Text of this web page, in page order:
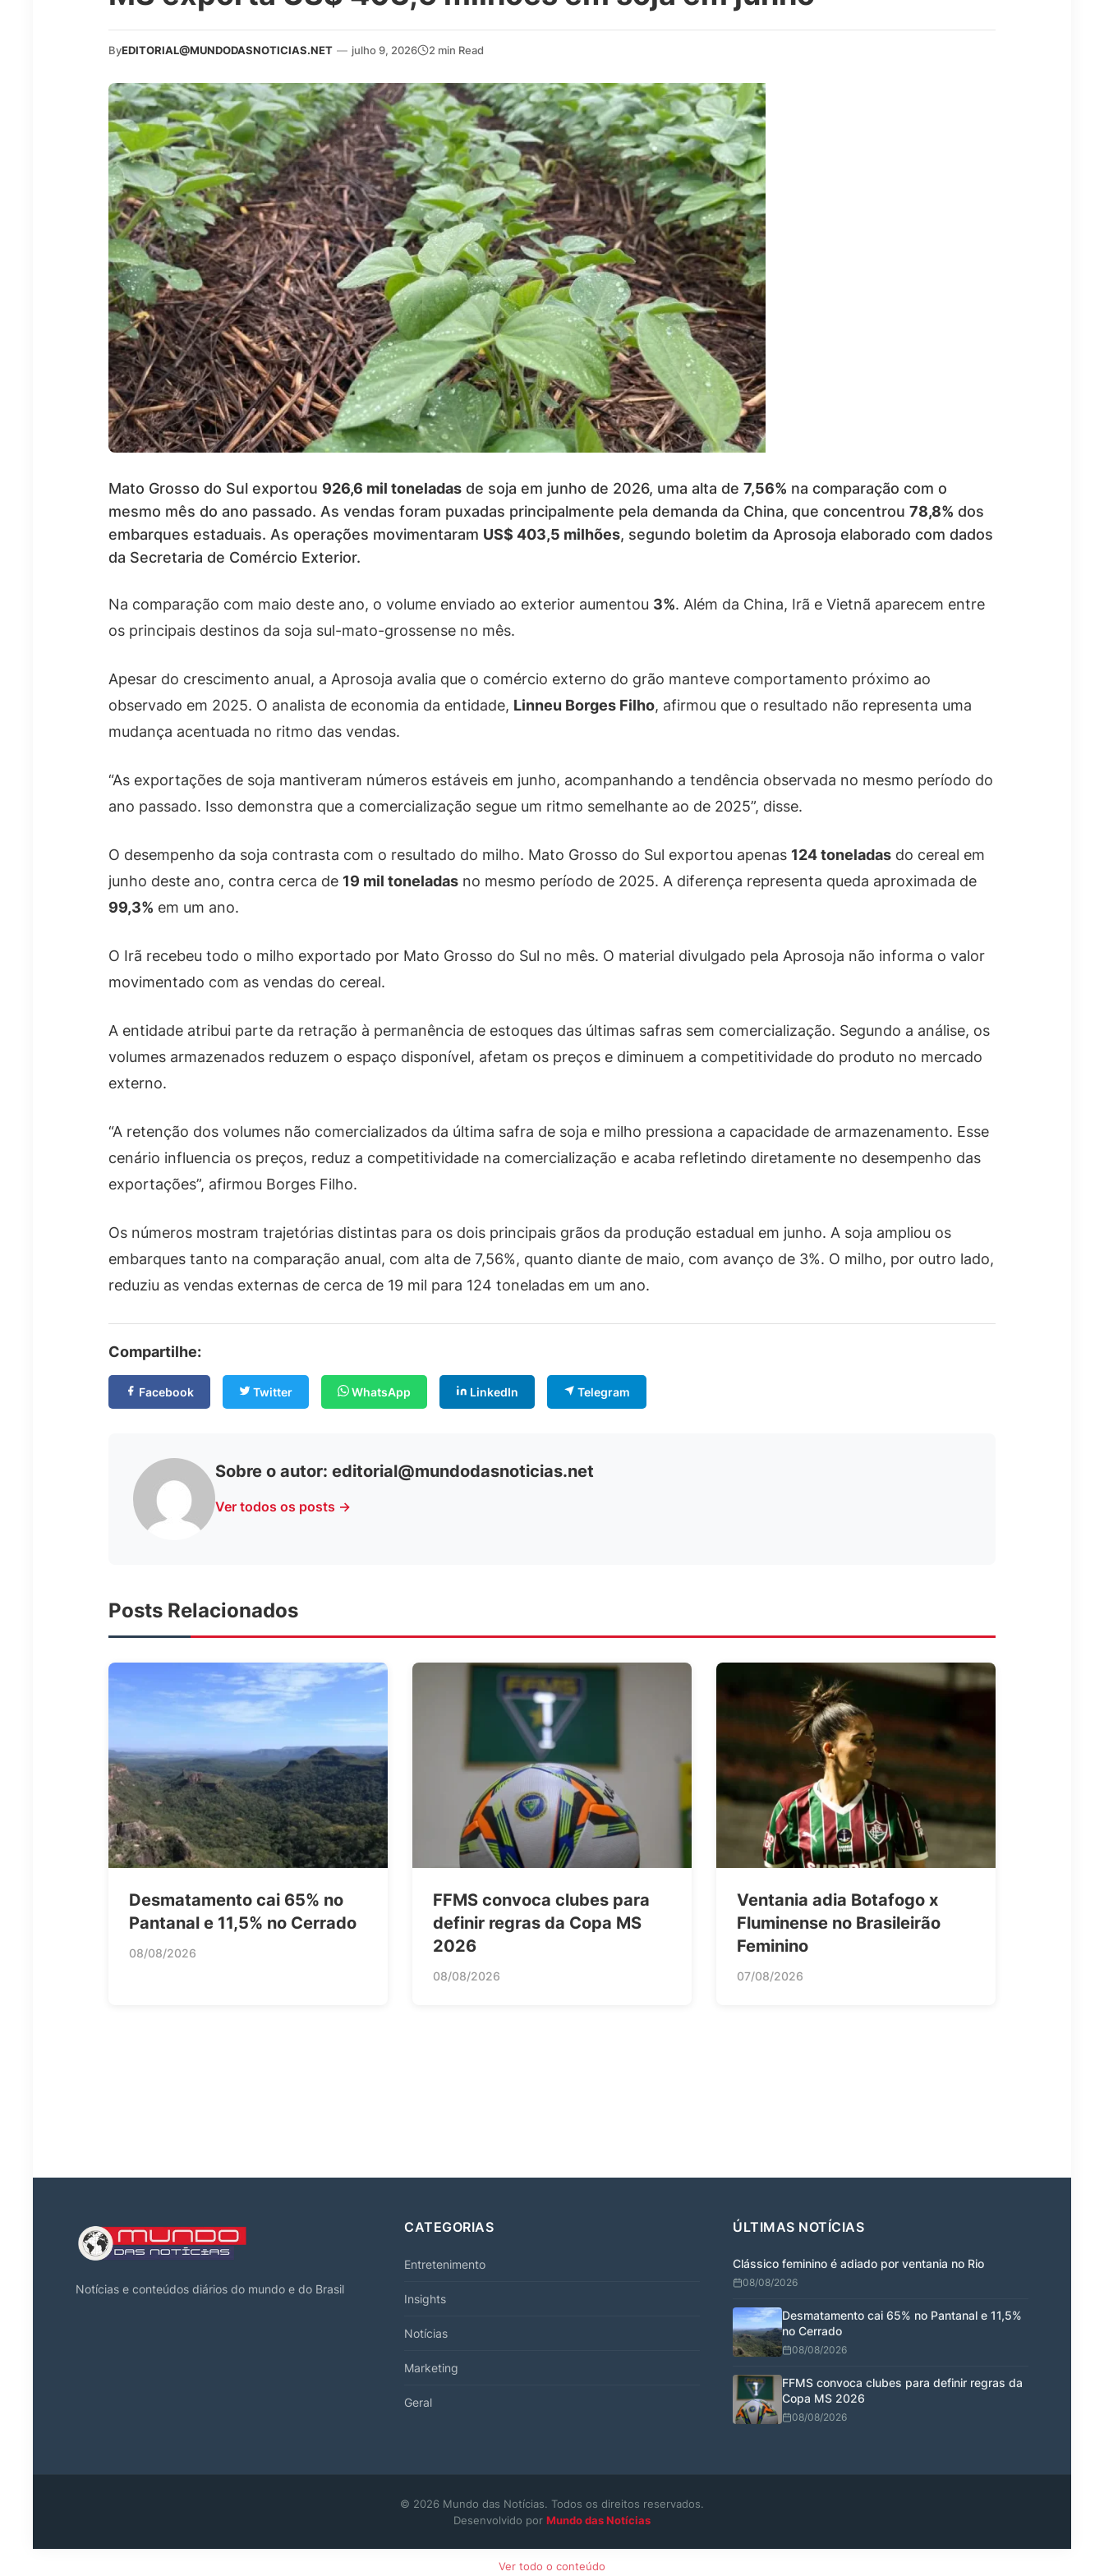
ByEDITORIAL@MUNDODASNOTICIAS.NET — julho 9, 2026 2 min Read
Mato Grosso do Sul exportou 926,6 mil toneladas de soja em junho de 2026, uma alta de 7,56% na comparação com o
mesmo mês do ano passado. As vendas foram puxadas principalmente pela demanda da China, que concentrou 78,8% dos
embarques estaduais. As operações movimentaram US$ 403,5 milhões, segundo boletim da Aprosoja elaborado com dados
da Secretaria de Comércio Exterior.
Na comparação com maio deste ano, o volume enviado ao exterior aumentou 3%. Além da China, Irã e Vietnã aparecem entre
os principais destinos da soja sul-mato-grossense no mês.
Apesar do crescimento anual, a Aprosoja avalia que o comércio externo do grão manteve comportamento próximo ao
observado em 2025. O analista de economia da entidade, Linneu Borges Filho, afirmou que o resultado não representa uma
mudança acentuada no ritmo das vendas.
“As exportações de soja mantiveram números estáveis em junho, acompanhando a tendência observada no mesmo período do
ano passado. Isso demonstra que a comercialização segue um ritmo semelhante ao de 2025”, disse.
O desempenho da soja contrasta com o resultado do milho. Mato Grosso do Sul exportou apenas 124 toneladas do cereal em
junho deste ano, contra cerca de 19 mil toneladas no mesmo período de 2025. A diferença representa queda aproximada de
99,3% em um ano.
O Irã recebeu todo o milho exportado por Mato Grosso do Sul no mês. O material divulgado pela Aprosoja não informa o valor
movimentado com as vendas do cereal.
A entidade atribui parte da retração à permanência de estoques das últimas safras sem comercialização. Segundo a análise, os
volumes armazenados reduzem o espaço disponível, afetam os preços e diminuem a competitividade do produto no mercado
externo.
“A retenção dos volumes não comercializados da última safra de soja e milho pressiona a capacidade de armazenamento. Esse
cenário influencia os preços, reduz a competitividade na comercialização e acaba refletindo diretamente no desempenho das
exportações”, afirmou Borges Filho.
Os números mostram trajetórias distintas para os dois principais grãos da produção estadual em junho. A soja ampliou os
embarques tanto na comparação anual, com alta de 7,56%, quanto diante de maio, com avanço de 3%. O milho, por outro lado,
reduziu as vendas externas de cerca de 19 mil para 124 toneladas em um ano.
Compartilhe:
Facebook Twitter WhatsApp LinkedIn Telegram
Sobre o autor: editorial@mundodasnoticias.net
Ver todos os posts →
Posts Relacionados
Desmatamento cai 65% no
Pantanal e 11,5% no Cerrado
08/08/2026
FFMS convoca clubes para
definir regras da Copa MS
2026
08/08/2026
Ventania adia Botafogo x
Fluminense no Brasileirão
Feminino
07/08/2026
Notícias e conteúdos diários do mundo e do Brasil
CATEGORIAS
Entretenimento
Insights
Notícias
Marketing
Geral
ÚLTIMAS NOTÍCIAS
Clássico feminino é adiado por ventania no Rio
08/08/2026
Desmatamento cai 65% no Pantanal e 11,5%
no Cerrado
08/08/2026
FFMS convoca clubes para definir regras da
Copa MS 2026
08/08/2026
© 2026 Mundo das Notícias. Todos os direitos reservados.
Desenvolvido por Mundo das Notícias
Ver todo o conteúdo